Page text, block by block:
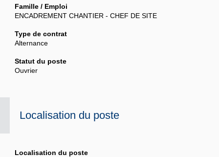
Famille / Emploi
ENCADREMENT CHANTIER - CHEF DE SITE
Type de contrat
Alternance
Statut du poste
Ouvrier
Localisation du poste
Localisation du poste